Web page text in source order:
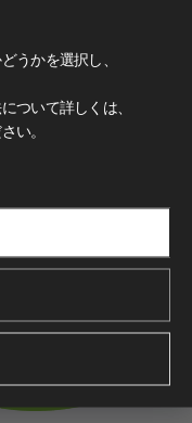
うかを選択し、
ついて詳しくは、
い。